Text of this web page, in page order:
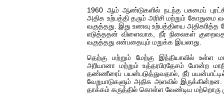
1960 ஆம் ஆண்டுகளில் நடந்த பசுமைப்
அதிக உற்பத்தி தரும் அரிசி மற்றும்
வகுத்தது. இது உணவு உற்பத்தியை அதிகரித்த
எடுத்ததன் விளைவாக, நீர் நிலைகள்
வகுத்தது என்பதையும் மறுக்க இயலாது.
தெற்கு மற்றும் மேற்கு இந்தியாவில் உள்ள
அரியானா மற்றும் உத்தரபிரதேசம் போன்ற
தண்ணீரைப் பயன்படுத்துவதால், நீர்
வேறுபாடுகளும் அதிக அளவில் இருக்கின்றன.
தாக்கம் கருத்தில் கொள்ள வேண்டிய மற்றொரு